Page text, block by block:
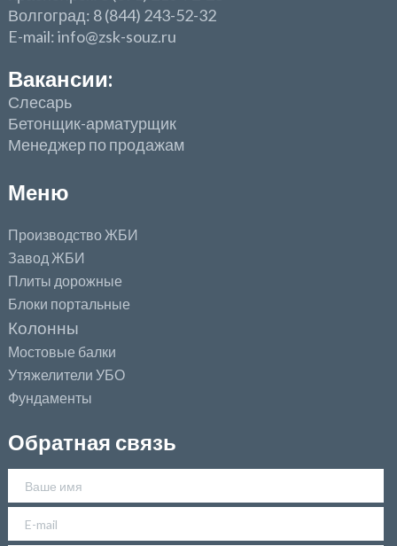
Волгоград: 8 (844) 243-52-32
E-mail: info@zsk-souz.ru
Вакансии:
Слесарь
Бетонщик-арматурщик
Менеджер по продажам
Меню
Производство ЖБИ
Завод ЖБИ
Плиты дорожные
Блоки портальные
Колонны
Мостовые балки
Утяжелители УБО
Фундаменты
Обратная связь